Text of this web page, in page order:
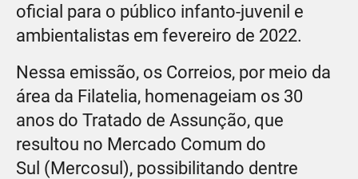
oficial para o público infanto-juvenil e
ambientalistas em fevereiro de 2022.
Nessa emissão, os Correios, por meio da
área da Filatelia, homenageiam os 30
anos do Tratado de Assunção, que
resultou no Mercado Comum do
Sul (Mercosul), possibilitando dentre